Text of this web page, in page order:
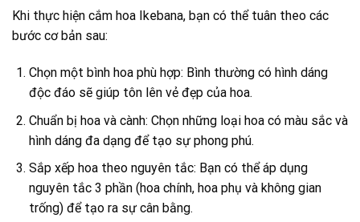
Khi thực hiện cắm hoa Ikebana, bạn có thể tuân theo các
bước cơ bản sau:
Chọn một bình hoa phù hợp: Bình thường có hình dáng
độc đáo sẽ giúp tôn lên vẻ đẹp của hoa.
Chuẩn bị hoa và cành: Chọn những loại hoa có màu sắc và
hình dáng đa dạng để tạo sự phong phú.
Sắp xếp hoa theo nguyên tắc: Bạn có thể áp dụng
nguyên tắc 3 phần (hoa chính, hoa phụ và không gian
trống) để tạo ra sự cân bằng.